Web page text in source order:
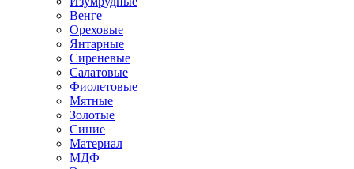
Венге
Ореховые
Янтарные
Сиреневые
Салатовые
Фиолетовые
Мятные
Золотые
Синие
Материал
МДФ